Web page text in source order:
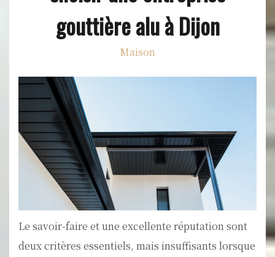
gouttière alu à Dijon
Maison
Le savoir-faire et une excellente réputation sont
deux critères essentiels, mais insuffisants lorsque